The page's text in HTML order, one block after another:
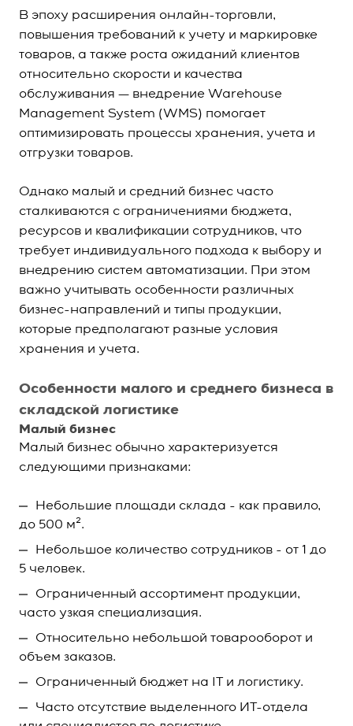
В эпоху расширения онлайн-торговли,
повышения требований к учету и маркировке
товаров, а также роста ожиданий клиентов
относительно скорости и качества
обслуживания — внедрение Warehouse
Management System (WMS) помогает
оптимизировать процессы хранения, учета и
отгрузки товаров.
Однако малый и средний бизнес часто
сталкиваются с ограничениями бюджета,
ресурсов и квалификации сотрудников, что
требует индивидуального подхода к выбору и
внедрению систем автоматизации. При этом
важно учитывать особенности различных
бизнес-направлений и типы продукции,
которые предполагают разные условия
хранения и учета.
Особенности малого и среднего бизнеса в
складской логистике
Малый бизнес
Малый бизнес обычно характеризуется
следующими признаками:
Небольшие площади склада - как правило,
до 500 м².
Небольшое количество сотрудников - от 1 до
5 человек.
Ограниченный ассортимент продукции,
часто узкая специализация.
Относительно небольшой товарооборот и
объем заказов.
Ограниченный бюджет на IT и логистику.
Часто отсутствие выделенного ИТ-отдела